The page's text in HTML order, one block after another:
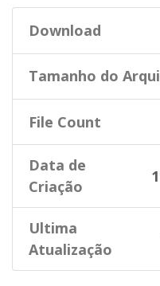
Download
Tamanho do
File Count
Data de
Criação
Ultima
Atualização